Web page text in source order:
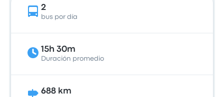
2
bus por día
15h 30m
Duración promedio
688 km